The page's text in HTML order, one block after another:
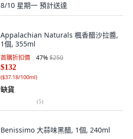
8/10 星期一 預計送達
Appalachian Naturals 楓香醋沙拉醬,
1個, 355ml
首購折扣價 47%$250
$132
($37.18/100ml)
缺貨
(5)
Benissimo 大蒜味黑醋, 1個, 240ml